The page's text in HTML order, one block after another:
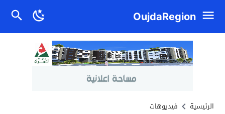
OujdaRegion
الرئيسية فيديوهات